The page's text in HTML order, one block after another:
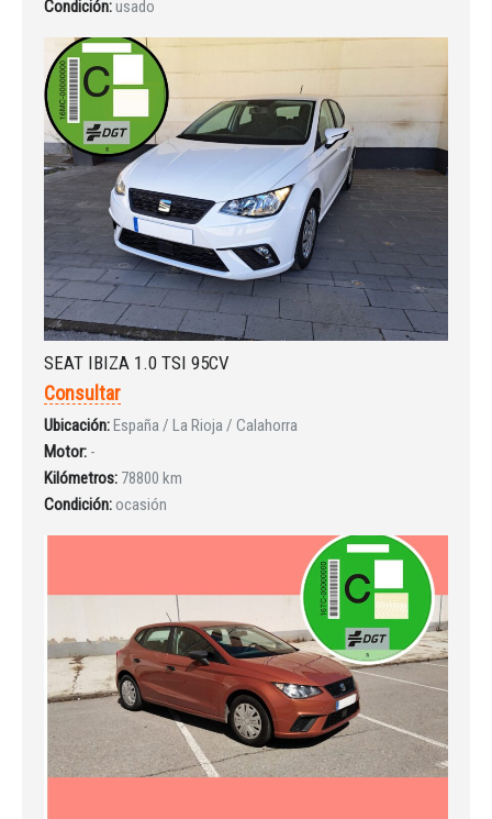
INICIAR SESIÓN
¿Ha olvidado la contraseña?
Condición:usado
SEAT IBIZA 1.0 TSI 95CV
Consultar
Ubicación:España / La Rioja / Calahorra
Motor: -
Kilómetros: 78800 km
Condición:ocasión